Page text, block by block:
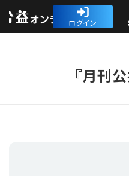
ログイン
『月刊